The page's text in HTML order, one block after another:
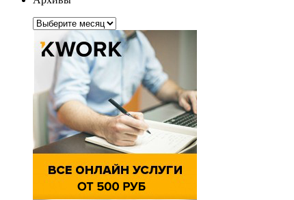
Архивы